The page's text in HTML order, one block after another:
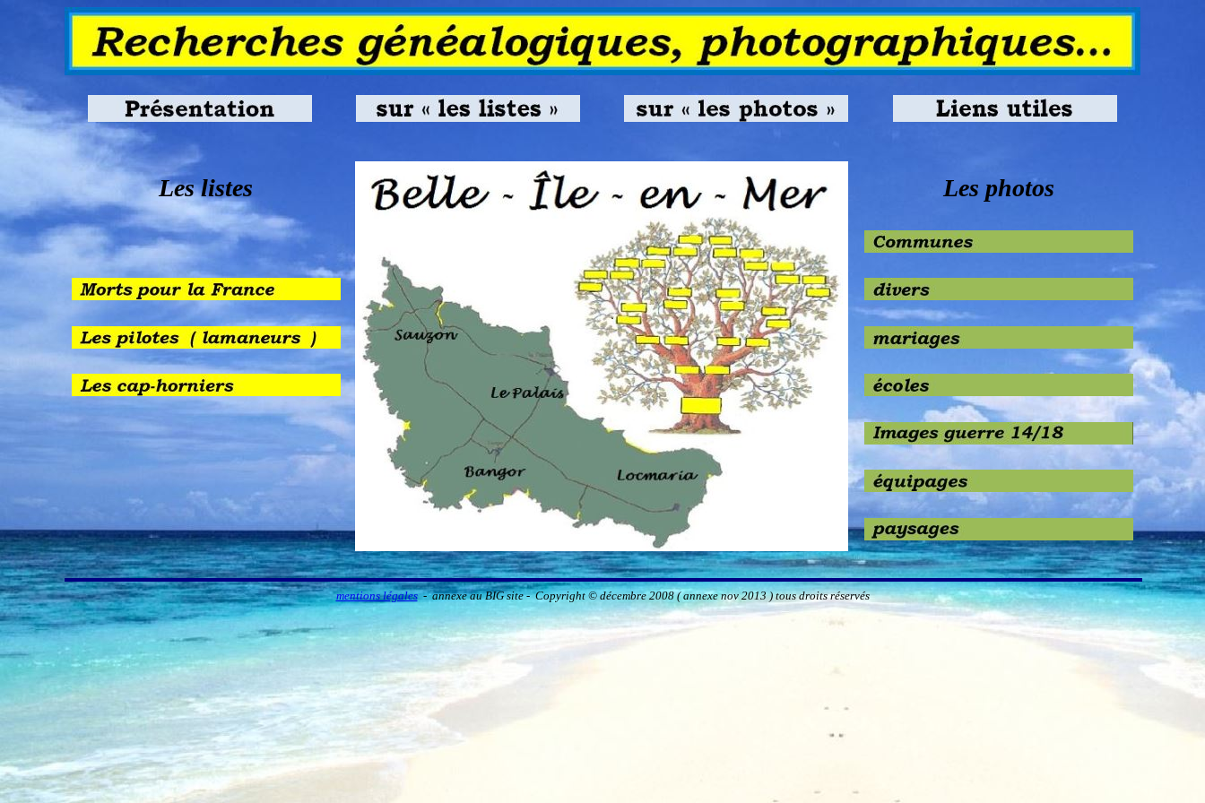
Les listes Les photos
mentions légales- annexe au BIG site -Copyright © décembre 2008 ( annexe nov 2013 ) tous droits réservés